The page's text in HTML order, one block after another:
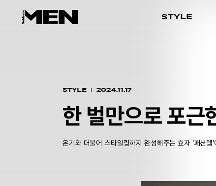
STYLE
STYLE 2024.11.17
한 벌만으로 포근
온기와 더불어 스타일링까지 완성해주는 효자 ‘패션템